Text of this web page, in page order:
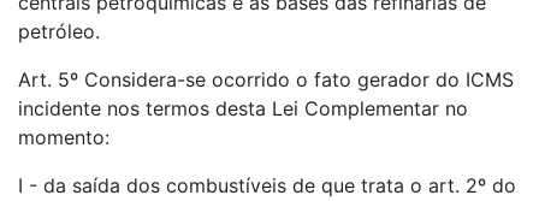
petróleo.
Art. 5º Considera-se ocorrido o fato gerador do ICMS
incidente nos termos desta Lei Complementar no
momento:
I - da saída dos combustíveis de que trata o art. 2º do